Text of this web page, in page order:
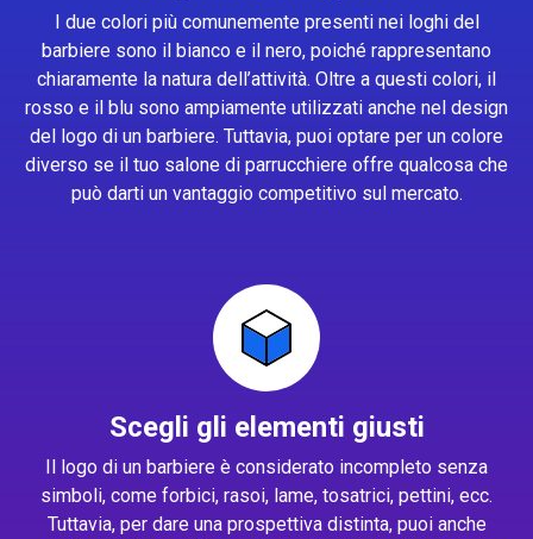
I due colori più comunemente presenti nei loghi del
barbiere sono il bianco e il nero, poiché rappresentano
chiaramente la natura dell’attività. Oltre a questi colori, il
rosso e il blu sono ampiamente utilizzati anche nel design
del logo di un barbiere. Tuttavia, puoi optare per un colore
diverso se il tuo salone di parrucchiere offre qualcosa che
può darti un vantaggio competitivo sul mercato.
Scegli gli elementi giusti
Il logo di un barbiere è considerato incompleto senza
simboli, come forbici, rasoi, lame, tosatrici, pettini, ecc.
Tuttavia, per dare una prospettiva distinta, puoi anche